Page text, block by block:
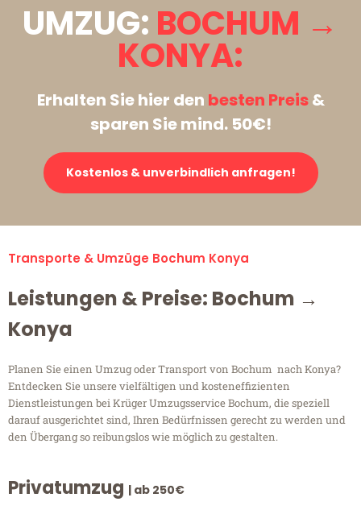
UMZUG: BOCHUM →
KONYA:
Erhalten Sie hier den besten Preis&
sparen Sie mind. 50€!
Kostenlos & unverbindlich anfragen!
Transporte & Umzüge Bochum Konya
Leistungen & Preise: Bochum →
Konya
Planen Sie einen Umzug oder Transport von Bochum nach Konya?
Entdecken Sie unsere vielfältigen und kosteneffizienten
Dienstleistungen bei Krüger Umzugsservice Bochum, die speziell
darauf ausgerichtet sind, Ihren Bedürfnissen gerecht zu werden und
den Übergang so reibungslos wie möglich zu gestalten.
Privatumzug | ab 250€